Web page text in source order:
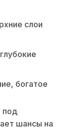
слои
богатое
под
шансы на